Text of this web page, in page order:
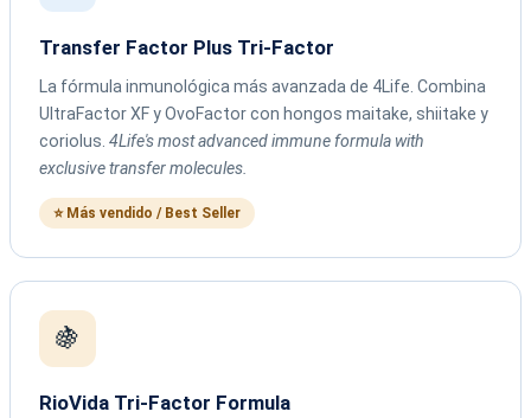
Transfer Factor Plus Tri-Factor
La fórmula inmunológica más avanzada de 4Life. Combina
UltraFactor XF y OvoFactor con hongos maitake, shiitake y
coriolus. 4Life's most advanced immune formula with
exclusive transfer molecules.
⭐ Más vendido / Best Seller
🍇
RioVida Tri-Factor Formula